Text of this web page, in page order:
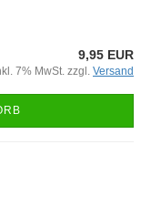
9,95 EUR
7% MwSt. zzgl. Versand